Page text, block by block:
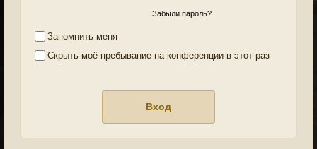
Забыли пароль?
Запомнить меня
Скрыть моё пребывание на конференции в этот раз